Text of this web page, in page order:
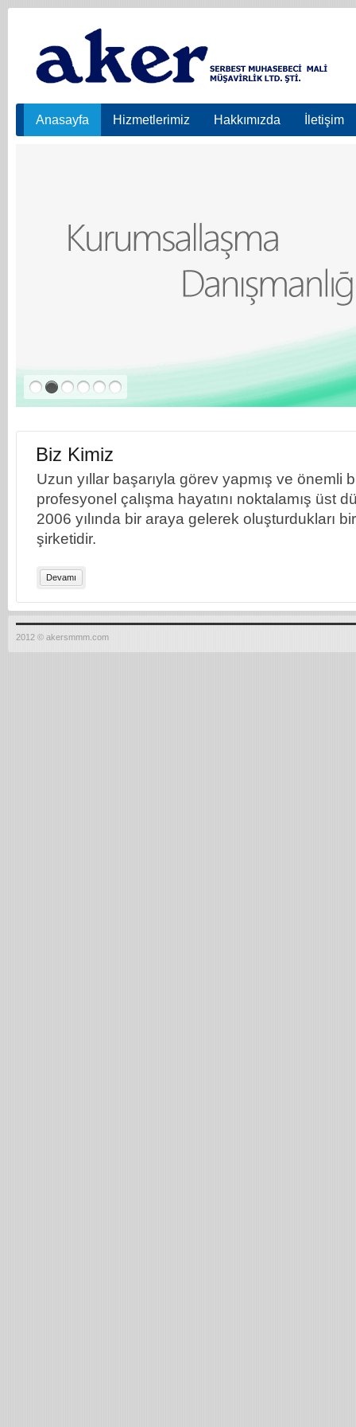
Anasayfa Hizmetlerimiz Hakkımızda İletişim
Biz Kimiz
Uzun yıllar başarıyla görev yapmış ve önemli
profesyonel çalışma hayatını noktalamış üst
2006 yılında bir araya gelerek oluşturdukları
şirketidir.
Devamı
2012 © akersmmm.com